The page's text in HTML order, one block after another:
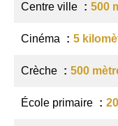
Centre ville 500
Cinéma 5
Crèche 500
École primaire